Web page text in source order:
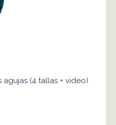
(4 tallas + video)